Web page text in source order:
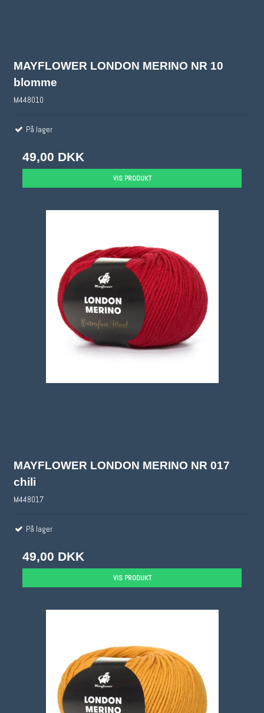
MAYFLOWER LONDON MERINO NR 10
blomme
M448010
På lager
49,00 DKK
VIS PRODUKT
MAYFLOWER LONDON MERINO NR 017
chili
M448017
På lager
49,00 DKK
VIS PRODUKT